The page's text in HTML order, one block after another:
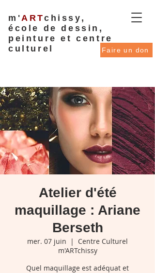
m'ARTchissy,
école de dessin,
peinture et centre
culturel
Faire un don
Atelier d'été
maquillage : Ariane
Berseth
mer. 07 juin
  |
Centre Culturel
m'ARTchissy
Quel maquillage est adéquat et